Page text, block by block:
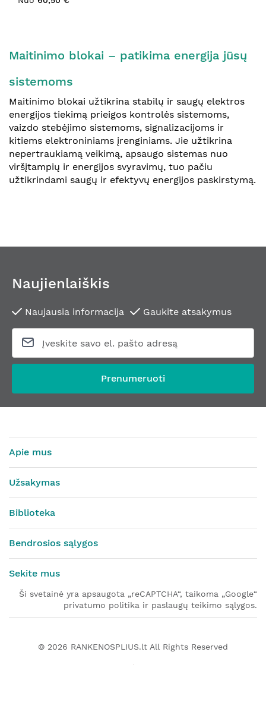
Maitinimo blokai – patikima energija jūsų
sistemoms
Maitinimo blokai užtikrina stabilų ir saugų elektros
energijos tiekimą prieigos kontrolės sistemoms,
vaizdo stebėjimo sistemoms, signalizacijoms ir
kitiems elektroniniams įrenginiams. Jie užtikrina
nepertraukiamą veikimą, apsaugo sistemas nuo
viršįtampių ir energijos svyravimų, tuo pačiu
užtikrindami saugų ir efektyvų energijos paskirstymą.
Naujienlaiškis
Naujausia informacija Gaukite atsakymus
Prenumeruoti
Apie mus
Užsakymas
Biblioteka
Bendrosios sąlygos
Sekite mus
Ši svetainė yra apsaugota „reCAPTCHA“, taikoma „Google“
privatumo politika ir paslaugų teikimo sąlygos.
© 2026 RANKENOSPLIUS.lt All Rights Reserved